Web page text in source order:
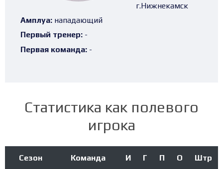
г.Нижнекамск
Амплуа: нападающий
Первый тренер: -
Первая команда: -
Статистика как полевого
игрока
Сезон Команда И Г П О Штр